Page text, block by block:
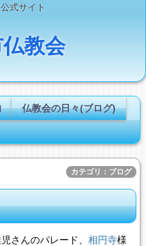
式サイト
教会
仏教会の日々(ブログ)
カテゴリ：ブログ
さんのパレード、 相円寺様